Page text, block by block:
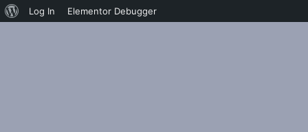
About
Log In Elementor Debugger